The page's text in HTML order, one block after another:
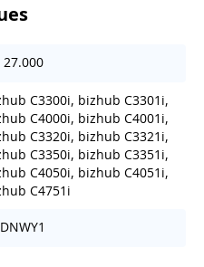
C3300i, bizhub C3301i,
C4000i, bizhub C4001i,
C3320i, bizhub C3321i,
C3350i, bizhub C3351i,
C4050i, bizhub C4051i,
C4751i